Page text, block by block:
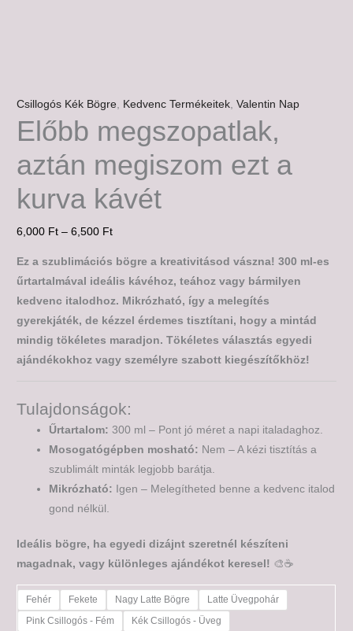
Csillogós Kék Bögre, Kedvenc Termékeitek,Valentin Nap
Előbb megszopatlak,
aztán megiszom ezt a
kurva kávét
6,000 Ft – 6,500 Ft
Ez a szublimációs bögre a kreativitásod vászna! 300 ml-es
űrtartalmával ideális kávéhoz, teához vagy bármilyen
kedvenc italodhoz. Mikrózható, így a melegítés
gyerekjáték, de kézzel érdemes tisztítani, hogy a mintád
mindig tökéletes maradjon. Tökéletes választás egyedi
ajándékokhoz vagy személyre szabott kiegészítőkhöz!
Tulajdonságok:
Űrtartalom: 300 ml – Pont jó méret a napi italadaghoz.
Mosogatógépben mosható: Nem – A kézi tisztítás a
szublimált minták legjobb barátja.
Mikrózható: Igen – Melegítheted benne a kedvenc italod
gond nélkül.
Ideális bögre, ha egyedi dizájnt szeretnél készíteni
magadnak, vagy különleges ajándékot keresel! 🎨☕
Fehér Fekete Nagy Latte Bögre
Latte Üvegpohár
Pink Csillogós - Fém
Kék Csillogós - Üveg